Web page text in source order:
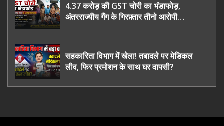
4.37 करोड़ की GST चोरी का भंडाफोड़,
अंतरराज्यीय गैंग के गिरफ़्तार तीनो आरोपी
सहकारिता विभाग में खेला! तबादले पर मेडिकल
लीव, फिर प्रमोशन के साथ घर वापसी?